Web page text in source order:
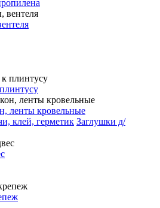
ленты кровельные
клей, герметик Заглушки д/